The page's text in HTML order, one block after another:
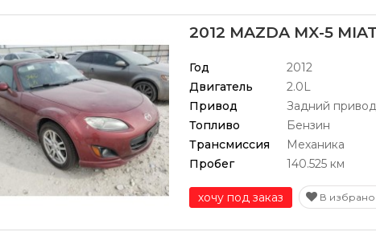
2012 MAZDA MX-5
Год
2012
Двигатель
2.0L
Привод
Задний привод
Топливо
Бензин
Трансмиссия
Механика
Пробег
140.525 км
хочу под заказ В